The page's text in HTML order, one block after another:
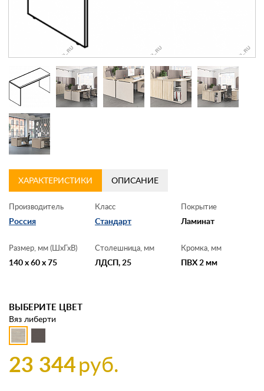
ХАРАКТЕРИСТИКИ ОПИСАНИЕ
Производитель
Россия
Класс
Стандарт
Покрытие
Ламинат
Размер, мм (ШхГхВ)
140 x 60 x 75
Столешница, мм
ЛДСП, 25
Кромка, мм
ПВХ 2 мм
ВЫБЕРИТЕ ЦВЕТ
Вяз либерти
23 344руб.